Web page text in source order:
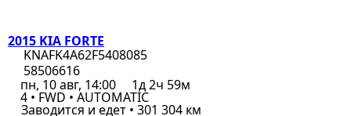
2015 KIA FORTE
KNAFK4A62F5408085
58506616
пн, 10 авг, 14:00
1д 2ч 59м
4 • FWD • AUTOMATIC
Заводится и едет • 301 304 км